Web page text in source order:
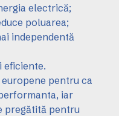
electrică;
poluarea;
independentă
eficiente.
pentru ca
iar
pregătită pentru